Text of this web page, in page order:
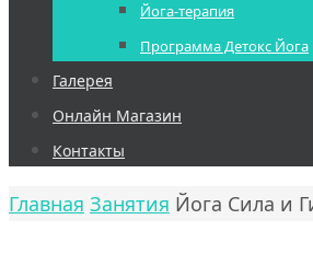
Йога-терапия
Программа Детокс Йога
Галерея
Онлайн Магазин
Контакты
Главная Занятия Йога Сила и